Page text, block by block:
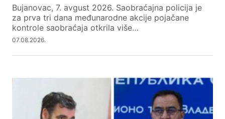
Bujanovac, 7. avgust 2026. Saobraćajna policija je
za prva tri dana međunarodne akcije pojačane
kontrole saobraćaja otkrila više…
07.08.2026.